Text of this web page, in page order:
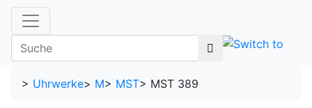
> Uhrwerke> M> MST> MST 389